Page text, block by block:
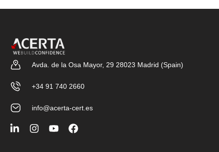
Avda. de la Osa Mayor, 29 28023 Madrid (Spain)
+34 91 740 2660
info@acerta-cert.es